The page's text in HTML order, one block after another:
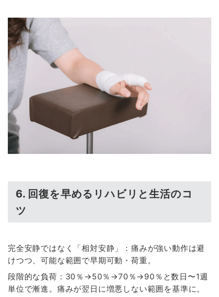
6. 回復を早めるリハビリと生活のコ
ツ
完全安静ではなく「相対安静」：痛みが強い動作は避
けつつ、可能な範囲で早期可動・荷重。
段階的な負荷：30％→50％→70％→90％と数日〜1週
単位で漸進。痛みが翌日に増悪しない範囲を基準に。